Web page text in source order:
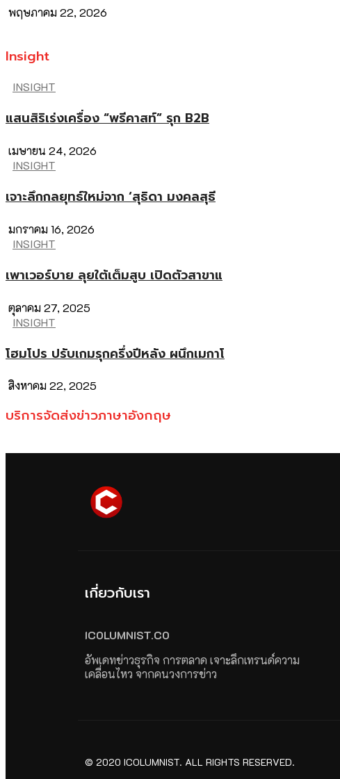
พฤษภาคม 22, 2026
Insight
INSIGHT
แสนสิริเร่งเครื่อง “พรีคาสท์” รุก B2B
เมษายน 24, 2026
INSIGHT
เจาะลึกกลยุทธ์ใหม่จาก ‘สุธิดา มงคลสุธี
มกราคม 16, 2026
INSIGHT
เพาเวอร์บาย ลุยใต้เต็มสูบ เปิดตัวสาขาแ
ตุลาคม 27, 2025
INSIGHT
โฮมโปร ปรับเกมรุกครึ่งปีหลัง ผนึกเมกาโ
สิงหาคม 22, 2025
บริการจัดส่งข่าวภาษาอังกฤษ
เกี่ยวกับเรา
ICOLUMNIST.CO
อัพเดทข่าวธุรกิจ การตลาด เจาะลึกเทรนด์ความ
เคลื่อนไหว จากคนวงการข่าว
© 2020 ICOLUMNIST. ALL RIGHTS RESERVED.